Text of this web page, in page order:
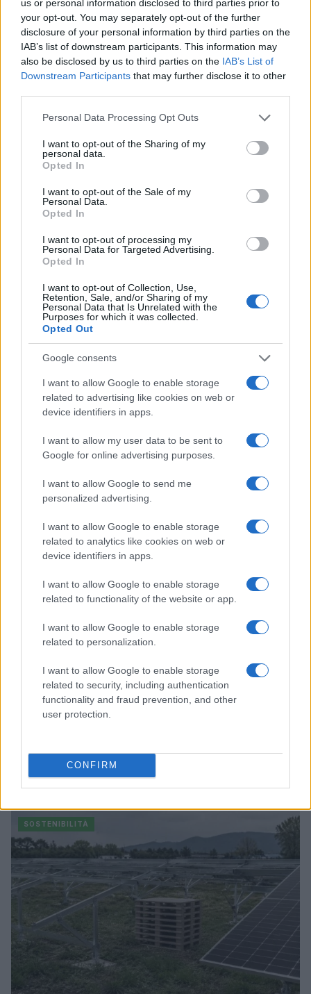
us or personal information disclosed to third parties prior to
your opt-out. You may separately opt-out of the further
disclosure of your personal information by third parties on the
IAB’s list of downstream participants. This information may
also be disclosed by us to third parties on the IAB’s List of
Downstream Participants that may further disclose it to other
Please note that this website/app uses one or more Google
not limited to your visit or usage behaviour. You may click to
grant or deny consent to Google and its third-party tags to
use your data for below specified purposes in below Google
consent section.
Personal Data Processing Opt Outs
I want to opt-out of the Sharing of my
personal data.
Opted In
I want to opt-out of the Sale of my
Personal Data.
Opted In
I want to opt-out of processing my
Personal Data for Targeted Advertising.
Opted In
I want to opt-out of Collection, Use,
Retention, Sale, and/or Sharing of my
Personal Data that Is Unrelated with the
Purposes for which it was collected.
Opted Out
Google consents
I want to allow Google to enable storage
related to advertising like cookies on web or
device identifiers in apps.
I want to allow my user data to be sent to
Google for online advertising purposes.
I want to allow Google to send me
personalized advertising.
I want to allow Google to enable storage
related to analytics like cookies on web or
device identifiers in apps.
I want to allow Google to enable storage
related to functionality of the website or app.
I want to allow Google to enable storage
related to personalization.
I want to allow Google to enable storage
related to security, including authentication
functionality and fraud prevention, and other
user protection.
CONFIRM
indimenticabile.
AUTORE
Ilaria Galli
caso amministrativo triestino dopo accessi agli
di rigore documentale. Editor di redazione, ha
un tratto unico: colleziona verbali storici del
Continua a leggere
Transizione energetica e green-skilling: le strategie
ESG di AMGA e DBA Group
SOSTENIBILITÀ